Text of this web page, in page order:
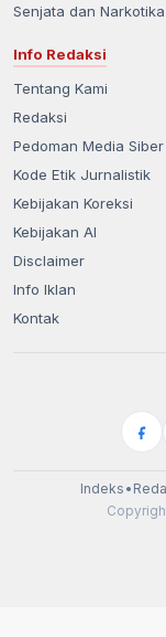
Senjata dan Narkotika
Info Redaksi
Tentang Kami
Redaksi
Pedoman Media Siber
Kode Etik Jurnalistik
Kebijakan Koreksi
Kebijakan AI
Disclaimer
Info Iklan
Kontak
Indeks •